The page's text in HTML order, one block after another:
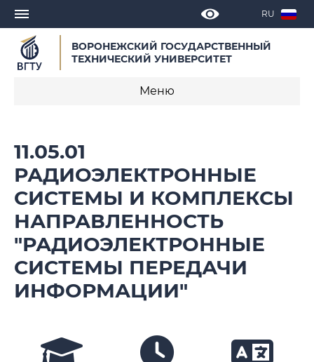
RU
ВОРОНЕЖСКИЙ ГОСУДАРСТВЕННЫЙ
ТЕХНИЧЕСКИЙ УНИВЕРСИТЕТ
Меню
Нормативное обеспечение
образовательной программы 2019
Нормативное обеспечение
образовательной программы 2020
Нормативное обеспечение
Нормативное обеспечение
образовательной программы 2022
11.05.01
РАДИОЭЛЕКТРОННЫЕ
СИСТЕМЫ И КОМПЛЕКСЫ
НАПРАВЛЕННОСТЬ
"РАДИОЭЛЕКТРОННЫЕ
СИСТЕМЫ ПЕРЕДАЧИ
ИНФОРМАЦИИ"